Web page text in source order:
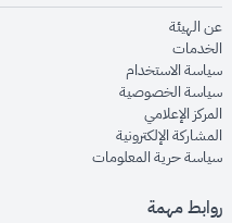
عن الهيئةopens in new window
الخدماتopens in new window
سياسة الاستخدامin new window
سياسة الخصوصيةin new window
المركز الإعلاميopens in new window
المشاركة الإلكترونيةin new window
سياسة حرية المعلوماتnew window
روابط مهمة